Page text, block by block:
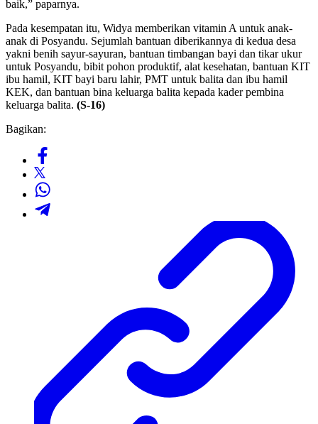
baik,” paparnya.
Pada kesempatan itu, Widya memberikan vitamin A untuk anak-
anak di Posyandu. Sejumlah bantuan diberikannya di kedua desa
yakni benih sayur-sayuran, bantuan timbangan bayi dan tikar ukur
untuk Posyandu, bibit pohon produktif, alat kesehatan, bantuan KIT
ibu hamil, KIT bayi baru lahir, PMT untuk balita dan ibu hamil
KEK, dan bantuan bina keluarga balita kepada kader pembina
keluarga balita. (S-16)
Bagikan: